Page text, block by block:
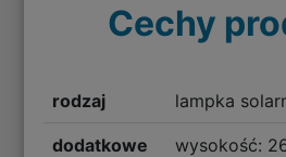
Cechy
rodzaj lampka
dodatkowe
wysokość: